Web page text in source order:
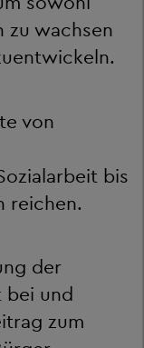
zu wachsen
von
bis
reichen.
der
bei und
zum